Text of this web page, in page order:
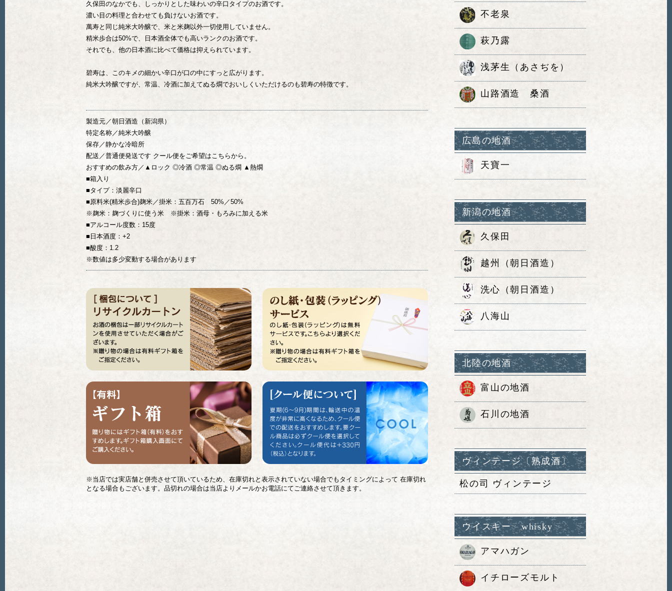
久保田のなかでも、しっかりとした味わいの辛口タイプのお酒です。
濃い目の料理と合わせても負けないお酒です。
萬寿と同じ純米大吟醸で、米と米麹以外一切使用していません。
精米歩合は50%で、日本酒全体でも高いランクのお酒です。
それでも、他の日本酒に比べて価格は抑えられています。
碧寿は、このキメの細かい辛口が口の中にすっと広がります。
純米大吟醸ですが、常温、冷酒に加えてぬる燗でおいしくいただけるのも碧寿の特徴です。
製造元／朝日酒造（新潟県）
特定名称／純米大吟醸
保存／静かな冷暗所
配送／普通便発送です クール便をご希望はこちらから。
おすすめの飲み方／▲ロック ◎冷酒 ◎常温 ◎ぬる燗 ▲熱燗
■箱入り
■タイプ：淡麗辛口
■原料米(精米歩合)麹米／掛米：五百万石 50%／50%
※麹米：麹づくりに使う米 ※掛米：酒母・もろみに加える米
■アルコール度数：15度
■日本酒度：+2
■酸度：1.2
※数値は多少変動する場合があります
※当店では実店舗と併売させて頂いているため、在庫切れと表示されていない場合でもタイミングによって 在庫切れ
となる場合もございます。品切れの場合は当店よりメールかお電話にてご連絡させて頂きます。
不老泉
萩乃露
浅茅生（あさぢを）
山路酒造 桑酒
広島の地酒
天寶一
新潟の地酒
久保田
越州（朝日酒造）
洗心（朝日酒造）
八海山
北陸の地酒
富山の地酒
石川の地酒
ヴィンテージ〔熟成酒〕
松の司 ヴィンテージ
ウイスキー whisky
アマハガン
イチローズモルト